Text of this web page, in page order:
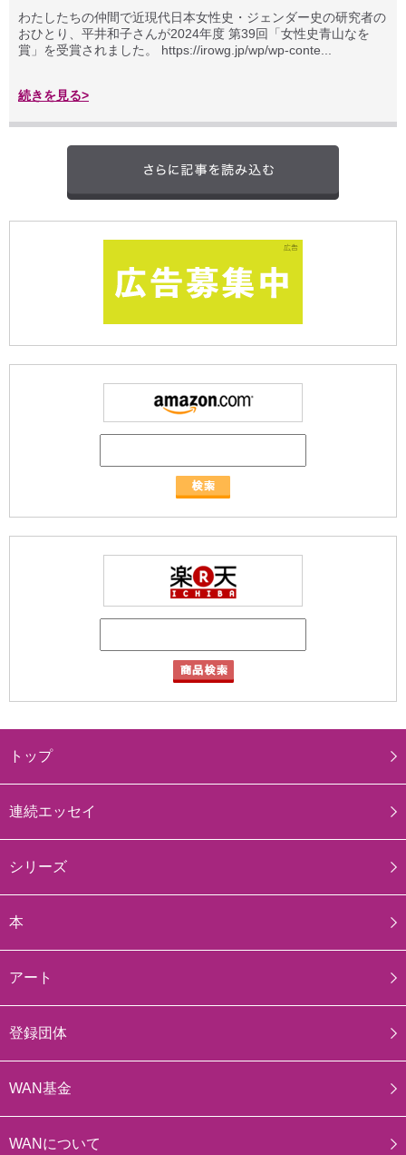
わたしたちの仲間で近現代日本女性史・ジェンダー史の研究者の
おひとり、平井和子さんが2024年度 第39回「女性史青山なを
賞」を受賞されました。 https://irowg.jp/wp/wp-conte...
続きを見る>
トップ
連続エッセイ
シリーズ
本
アート
登録団体
WAN基金
WANについて